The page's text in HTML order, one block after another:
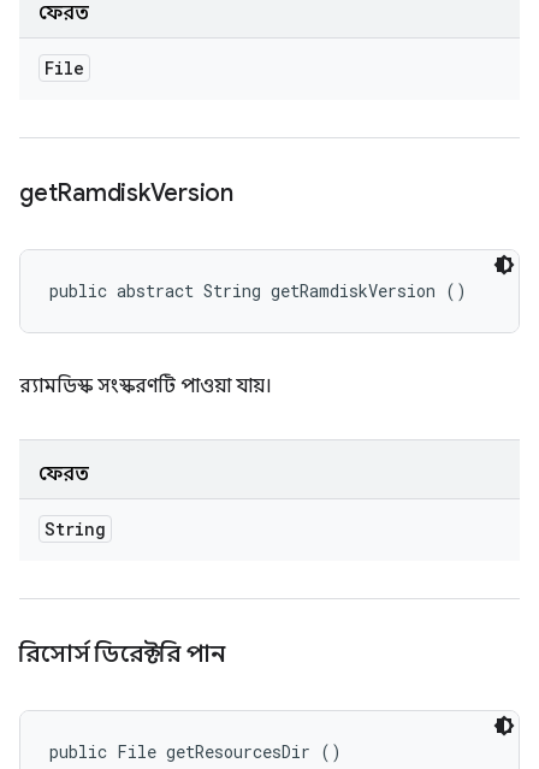
ফেরত
File
getRamdiskVersion
public abstract String getRamdiskVersion ()
র‍্যামডিস্ক সংস্করণটি পাওয়া যায়।
ফেরত
String
রিসোর্স ডিরেক্টরি পান
public File getResourcesDir ()